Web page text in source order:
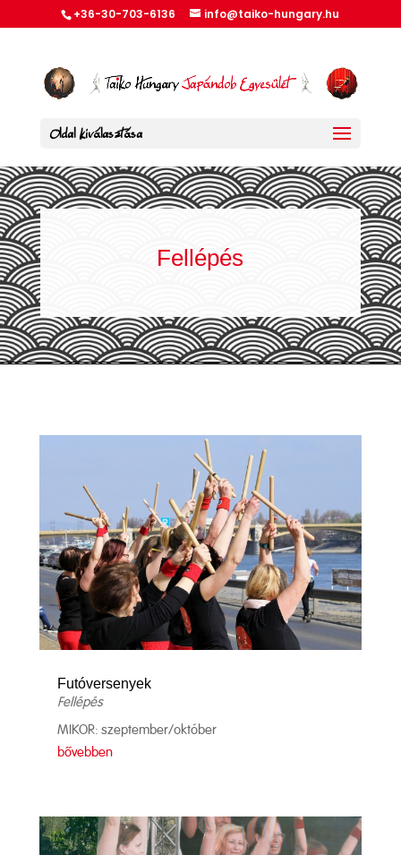
+36-30-703-6136 info@taiko-hungary.hu
Oldal kiválasztása
Fellépés
Futóversenyek
Fellépés
MIKOR: szeptember/október
bővebben